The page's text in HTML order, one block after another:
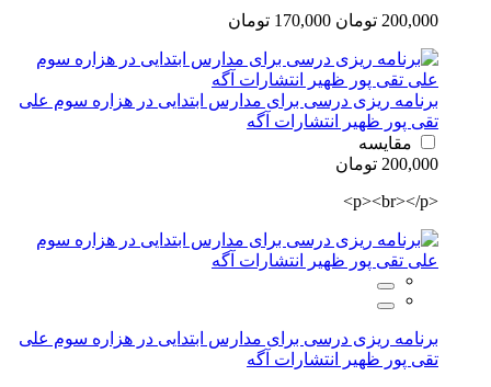
200,000 تومان 170,000 تومان
برنامه ریزی درسی برای مدارس ابتدایی در هزاره سوم علی
تقی پور ظهیر انتشارات آگه
مقایسه
200,000 تومان
<p><br></p>
برنامه ریزی درسی برای مدارس ابتدایی در هزاره سوم علی
تقی پور ظهیر انتشارات آگه